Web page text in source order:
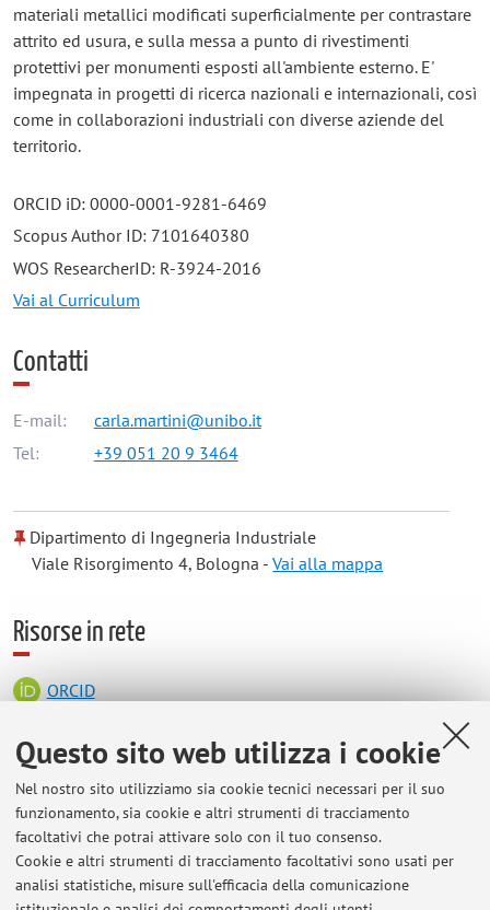
Questo sito web utilizza i cookie
Nel nostro sito utilizziamo sia cookie tecnici necessari per il suo
funzionamento, sia cookie e altri strumenti di tracciamento
facoltativi che potrai attivare solo con il tuo consenso.
Cookie e altri strumenti di tracciamento facoltativi sono usati per
analisi statistiche, misure sull'efficacia della comunicazione
materiali metallici modificati superficialmente per contrastare
attrito ed usura, e sulla messa a punto di rivestimenti
protettivi per monumenti esposti all'ambiente esterno. E'
impegnata in progetti di ricerca nazionali e internazionali, così
come in collaborazioni industriali con diverse aziende del
territorio.
ORCID iD: 0000-0001-9281-6469
Scopus Author ID: 7101640380
WOS ResearcherID: R-3924-2016
Vai al Curriculum
Contatti
E-mail:
carla.martini@unibo.it
Tel:
+39 051 20 9 3464
Dipartimento di Ingegneria Industriale
Viale Risorgimento 4, Bologna -Vai alla mappa
Risorse in rete
ORCID
Orario di ricevimento
Ricevimentosu richiestaprevio contatto via email
(carla.martini@unibo.it). Il mio ufficio si trova presso il
laboratorio di Metallurgia, all'interno dell’ex edificio di
Chimica Industriale (seguire cartelli per "DIN Metallurgia"),